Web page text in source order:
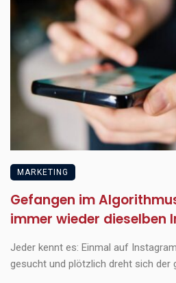
MARKETING
Gefangen im
immer wieder dieselben
Jeder kennt es: Einmal auf
gesucht und plötzlich dreht sich der